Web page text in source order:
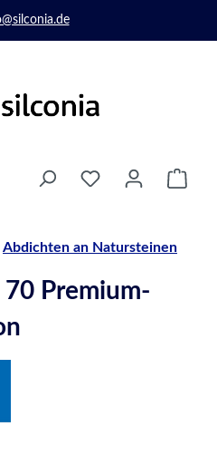
Abdichten an Natursteinen
Premium-